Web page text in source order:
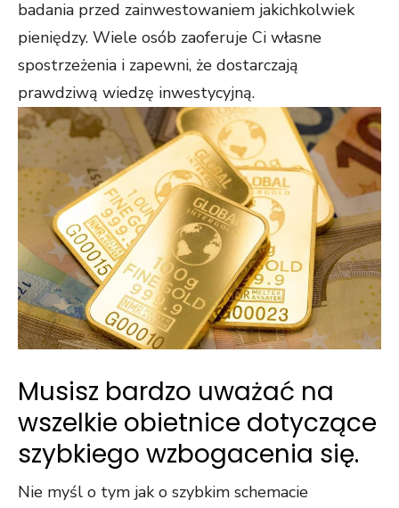
badania przed zainwestowaniem jakichkolwiek
pieniędzy. Wiele osób zaoferuje Ci własne
spostrzeżenia i zapewni, że dostarczają
prawdziwą wiedzę inwestycyjną.
Musisz bardzo uważać na
wszelkie obietnice dotyczące
szybkiego wzbogacenia się.
Nie myśl o tym jak o szybkim schemacie